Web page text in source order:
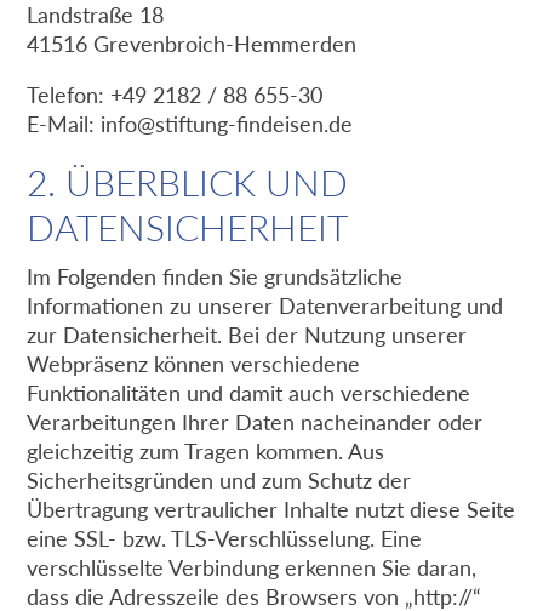
Landstraße 18
41516 Grevenbroich-Hemmerden
Telefon: +49 2182 / 88 655-30
E-Mail: info@stiftung-findeisen.de
2. ÜBERBLICK UND
DATENSICHERHEIT
Im Folgenden finden Sie grundsätzliche
Informationen zu unserer Datenverarbeitung und
zur Datensicherheit. Bei der Nutzung unserer
Webpräsenz können verschiedene
Funktionalitäten und damit auch verschiedene
Verarbeitungen Ihrer Daten nacheinander oder
gleichzeitig zum Tragen kommen. Aus
Sicherheitsgründen und zum Schutz der
Übertragung vertraulicher Inhalte nutzt diese Seite
eine SSL- bzw. TLS-Verschlüsselung. Eine
verschlüsselte Verbindung erkennen Sie daran,
dass die Adresszeile des Browsers von „http://“